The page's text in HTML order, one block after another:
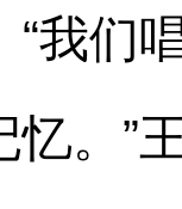
“我们
忆。”